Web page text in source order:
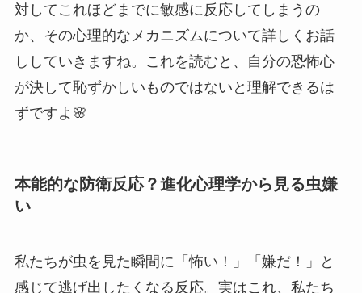
対してこれほどまでに敏感に反応してしまうの
か、その心理的なメカニズムについて詳しくお話
ししていきますね。これを読むと、自分の恐怖心
が決して恥ずかしいものではないと理解できるは
ずですよ🌸
本能的な防衛反応？進化心理学から見る虫嫌
い
私たちが虫を見た瞬間に「怖い！」「嫌だ！」と
感じて逃げ出したくなる反応。実はこれ、私たち